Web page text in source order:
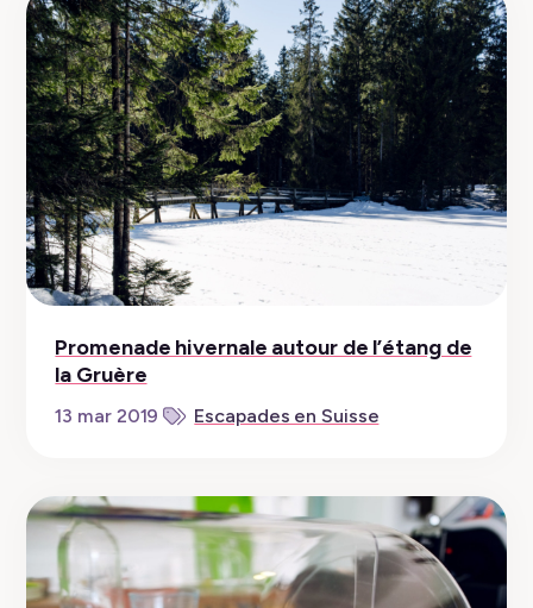
Promenade hivernale autour de l’étang de
la Gruère
13 mar 2019 Escapades en Suisse